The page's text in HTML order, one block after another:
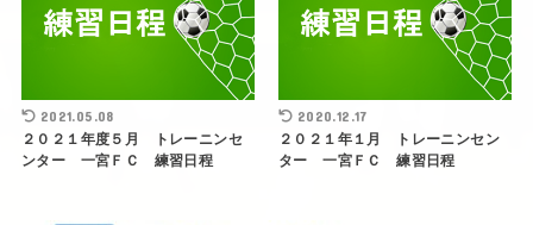
2021.05.08
２０２１年度５月 トレーニンセ
ンター 一宮ＦＣ 練習日程
2020.12.17
２０２１年１月 トレーニンセン
ター 一宮ＦＣ 練習日程